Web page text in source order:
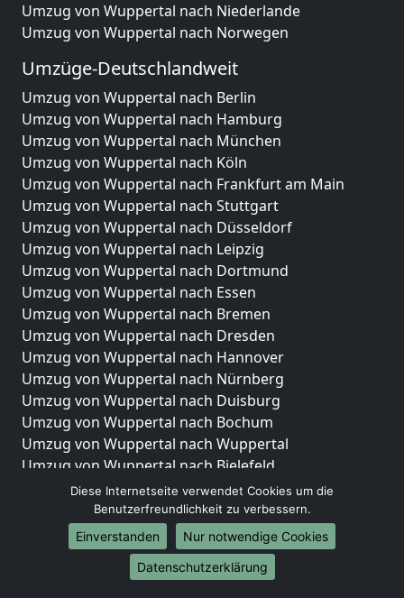
Umzug von Wuppertal nach Niederlande
Umzug von Wuppertal nach Norwegen
Umzüge-Deutschlandweit
Umzug von Wuppertal nach Berlin
Umzug von Wuppertal nach Hamburg
Umzug von Wuppertal nach München
Umzug von Wuppertal nach Köln
Umzug von Wuppertal nach Frankfurt am Main
Umzug von Wuppertal nach Stuttgart
Umzug von Wuppertal nach Düsseldorf
Umzug von Wuppertal nach Leipzig
Umzug von Wuppertal nach Dortmund
Umzug von Wuppertal nach Essen
Umzug von Wuppertal nach Bremen
Umzug von Wuppertal nach Dresden
Umzug von Wuppertal nach Hannover
Umzug von Wuppertal nach Nürnberg
Umzug von Wuppertal nach Duisburg
Umzug von Wuppertal nach Bochum
Umzug von Wuppertal nach Wuppertal
Umzug von Wuppertal nach Bielefeld
Umzug von Wuppertal nach Bonn
Umzug von Wuppertal nach Münster
Internationale-Umzüge
Umzug von Wuppertal nach Brasilien
Diese Internetseite verwendet Cookies um die
Benutzerfreundlichkeit zu verbessern.
Einverstanden
Nur notwendige Cookies
Datenschutzerklärung